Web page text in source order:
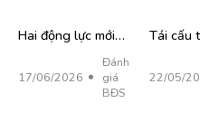
Hai động lực mới
khúc căn hộ trung
17/06/2026
Đánh
giá
BĐS
Tái cấu
không
Đà
22/05/